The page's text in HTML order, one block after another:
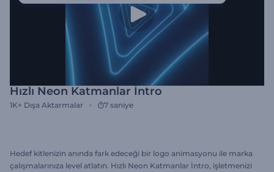
Hızlı Neon Katmanlar İntro
1K+ Dışa Aktarmalar 7 saniye
Hedef kitlenizin anında fark edeceği bir logo animasyonu ile marka
çalışmalarınıza level atlatın. Hızlı Neon Katmanlar İntro, işletmenizi